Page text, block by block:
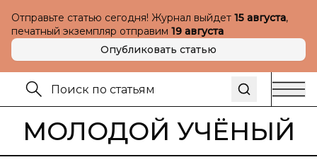
Отправьте статью сегодня! Журнал выйдет 15 августа,
печатный экземпляр отправим 19 августа
Опубликовать статью
МОЛОДОЙ УЧЁНЫЙ